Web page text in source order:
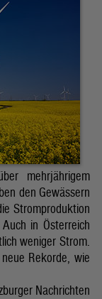
mehrjährigem
den Gewässern
Stromproduktion
in Österreich
weniger Strom.
Rekorde, wie
Nachrichten